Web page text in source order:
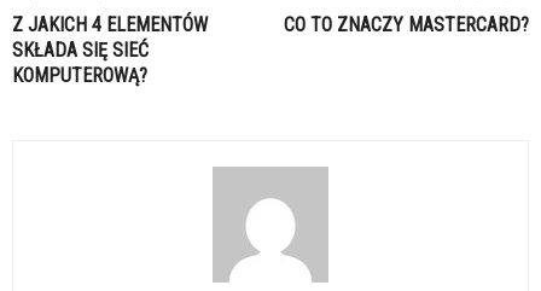
Z JAKICH 4 ELEMENTÓW
SKŁADA SIĘ SIEĆ
KOMPUTEROWĄ?
CO TO ZNACZY MASTERCARD?